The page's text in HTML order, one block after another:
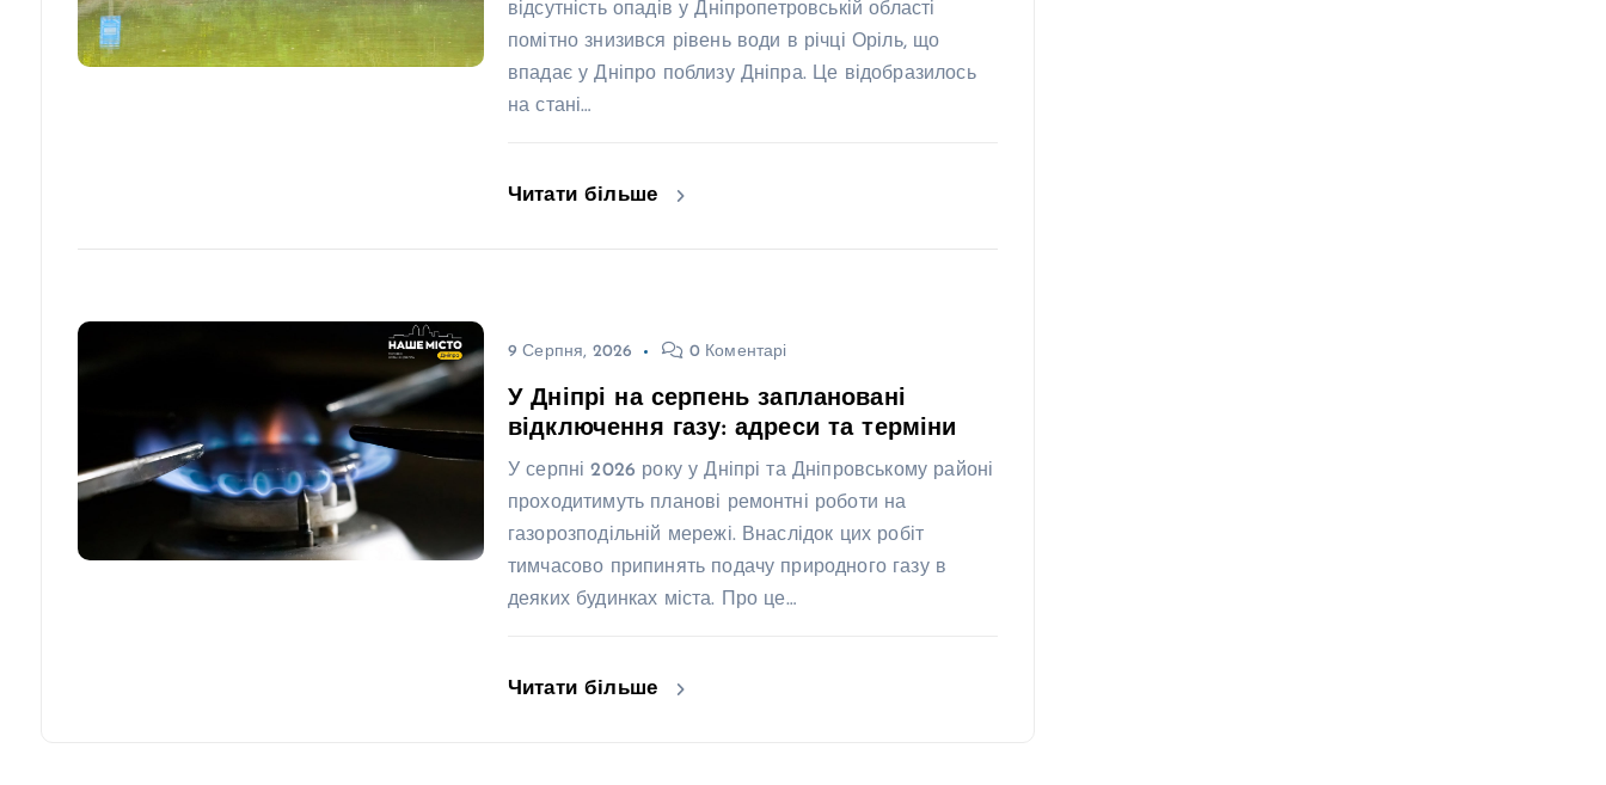
відсутність опадів у Дніпропетровській області
помітно знизився рівень води в річці Оріль, що
впадає у Дніпро поблизу Дніпра. Це відобразилось
на стані…
Читати більше
9 Серпня, 2026 0 Коментарі
У Дніпрі на серпень заплановані
відключення газу: адреси та терміни
У серпні 2026 року у Дніпрі та Дніпровському районі
проходитимуть планові ремонтні роботи на
газорозподільній мережі. Внаслідок цих робіт
тимчасово припинять подачу природного газу в
деяких будинках міста. Про це…
Читати більше